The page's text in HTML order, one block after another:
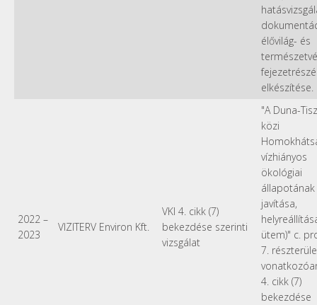
élővilág- és
elkészítése.
2022 –
2023
VIZITERV Environ Kft.
VKI 4. cikk (7)
bekezdése szerinti
vizsgálat
"A Duna-
közi
vízhiányos
ökológiai
állapotának
javítása,
ütem)" c.
7.
4. cikk (7)
bekezdése